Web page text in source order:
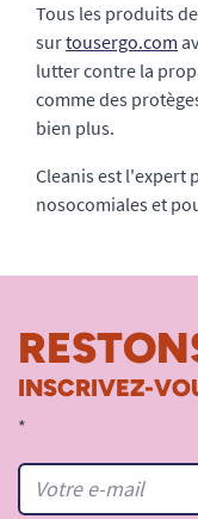
Tous les produits
surtousergo.com
lutter contre la
comme des
bien plus.
Cleanis est l'expert
nosocomiales et
INSCRIVEZ-
*